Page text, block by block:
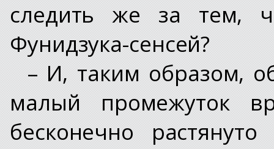
следить же за тем,
Фунидзука-сенсей?
– И, таким образом,
малый промежуток
бесконечно